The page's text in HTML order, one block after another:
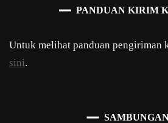
PANDUAN KIRIM
Untuk melihat panduan pengiriman
sini.